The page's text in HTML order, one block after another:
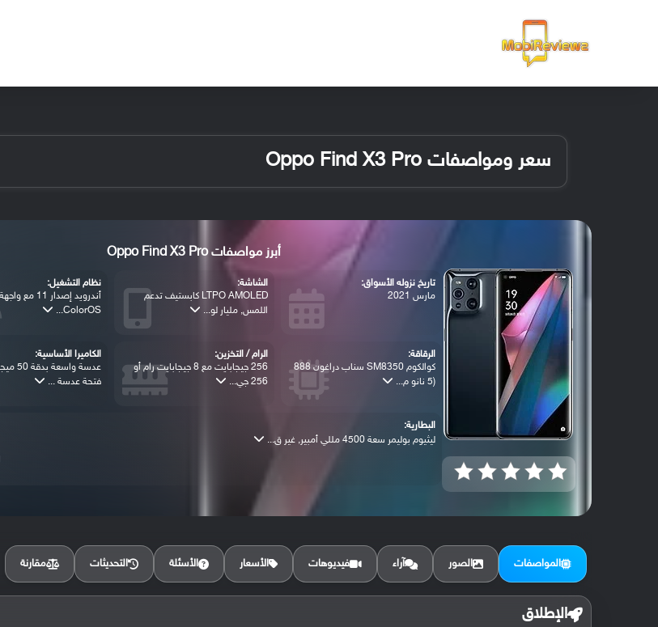
سعر ومواصفات Oppo Find X3 Pro
أبرز مواصفات Oppo Find X3 Pro
تاريخ نزوله الأسواق:
مارس 2021
الشاشة:
LTPO AMOLED كابستيف تدعم
اللمس, مليار لو...
نظام التشغيل:
أندرويد إصدار
ColorOS...
الرقاقة:
كوالكوم SM8350 سناب دراغون 888
(5 نانو م...
الرام / التخزين:
256 جيجابايت مع 8 جيجابايت رام أو
256 جي...
الكاميرا الأساسية:
عدسة
فتحة عدسة ...
البطارية:
ليثيوم بوليمر سعة 4500 مللي أمبير, غير ق...
المواصفات الصور آراء فيديوهات الأسعار الأسئلة التحديثات مقارنة
الإطلاق